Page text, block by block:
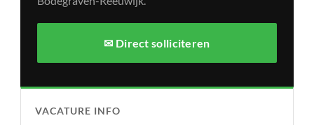
✉ Direct solliciteren
VACATURE INFO